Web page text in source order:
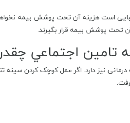
است هزینه آن تحت پوشش بیمه
تحت پوشش بیمه قرار بگیرند.
تامين اجتماعي
نیز دارد. اگر عمل کوچک کردن سینه